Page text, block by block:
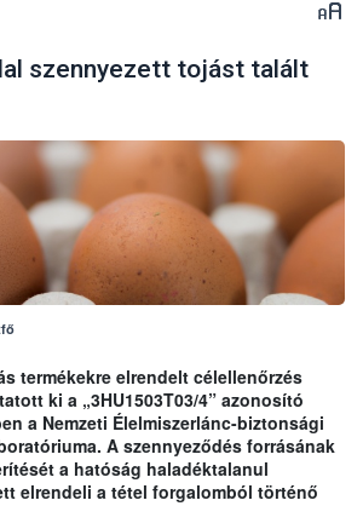
szennyezett tojást talált
termékekre elrendelt célellenőrzés
ki a „3HU1503T03/4” azonosító
a Nemzeti Élelmiszerlánc-biztonsági
A szennyeződés forrásának
a hatóság haladéktalanul
elrendeli a tétel forgalomból történő